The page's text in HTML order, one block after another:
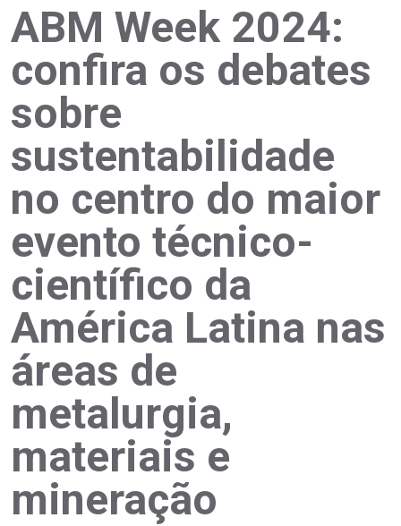
ABM Week 2024:
confira os debates
sobre
sustentabilidade
no centro do maior
evento técnico-
científico da
América Latina nas
áreas de
metalurgia,
materiais e
mineração